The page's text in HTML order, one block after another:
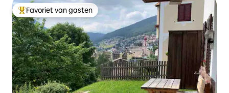
Topfavoriet van gasten
Favoriet van gasten